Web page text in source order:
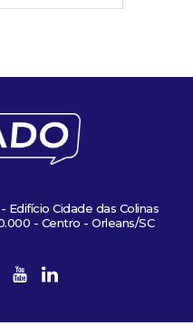
Edifício Cidade das Colinas
- Centro - Orleans/SC